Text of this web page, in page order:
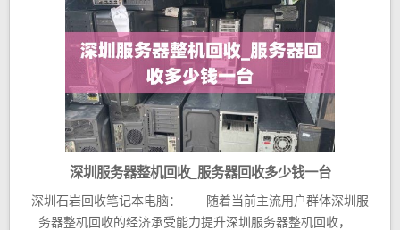
深圳服务器整机回收_服务器回收多少钱一台
深圳石岩回收笔记本电脑： 随着当前主流用户群体深圳服
务器整机回收的经济承受能力提升深圳服务器整机回收，...